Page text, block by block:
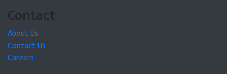
Contact
About Us
Contact Us
Careers